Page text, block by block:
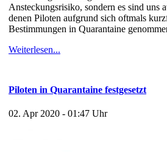
Ansteckungsrisiko, sondern es sind uns
denen Piloten aufgrund sich oftmals
Bestimmungen in Quarantaine
Weiterlesen...
Piloten in Quarantaine festgesetzt
02. Apr 2020 - 01:47 Uhr